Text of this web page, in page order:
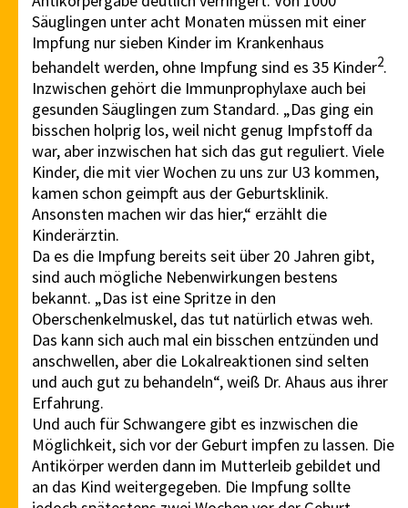
Säuglingen unter acht Monaten müssen mit einer
Impfung nur sieben Kinder im Krankenhaus
behandelt werden, ohne Impfung sind es 35 Kinder2.
Inzwischen gehört die Immunprophylaxe auch bei
gesunden Säuglingen zum Standard. „Das ging ein
bisschen holprig los, weil nicht genug Impfstoff da
war, aber inzwischen hat sich das gut reguliert. Viele
Kinder, die mit vier Wochen zu uns zur U3 kommen,
kamen schon geimpft aus der Geburtsklinik.
Ansonsten machen wir das hier,“ erzählt die
Kinderärztin.
Da es die Impfung bereits seit über 20 Jahren gibt,
sind auch mögliche Nebenwirkungen bestens
bekannt. „Das ist eine Spritze in den
Oberschenkelmuskel, das tut natürlich etwas weh.
Das kann sich auch mal ein bisschen entzünden und
anschwellen, aber die Lokalreaktionen sind selten
und auch gut zu behandeln“, weiß Dr. Ahaus aus ihrer
Erfahrung.
Und auch für Schwangere gibt es inzwischen die
Möglichkeit, sich vor der Geburt impfen zu lassen. Die
Antikörper werden dann im Mutterleib gebildet und
an das Kind weitergegeben. Die Impfung sollte